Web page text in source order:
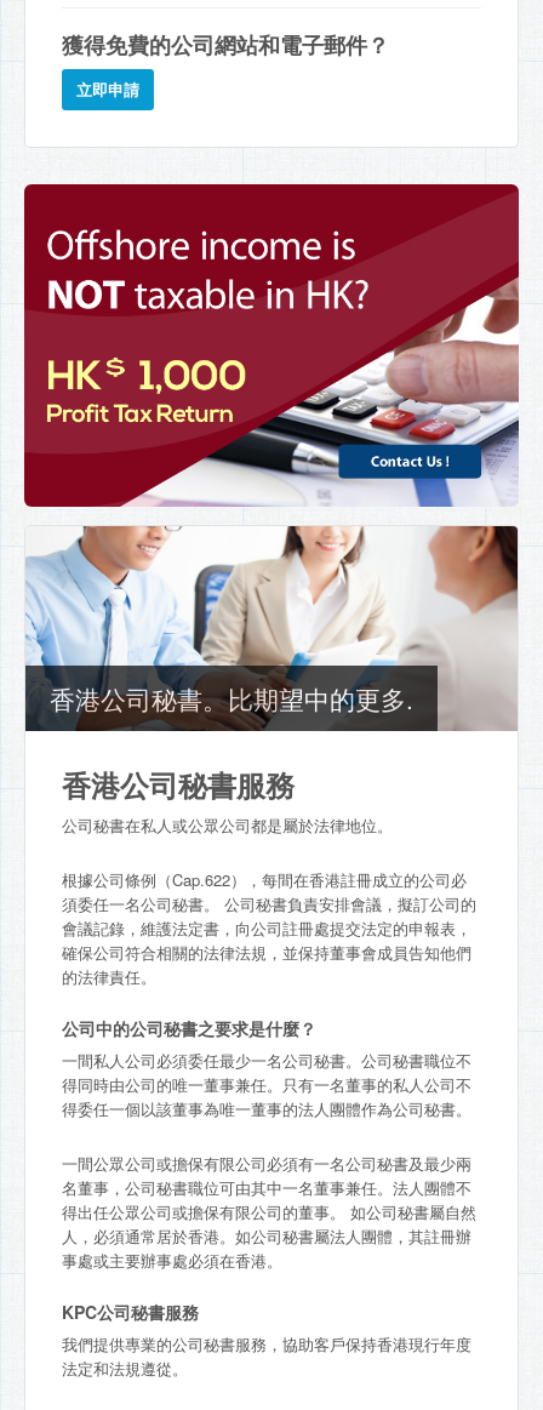
獲得免費的公司網站和電子郵件？
立即申請
香港公司秘書。比期望中的更多.
香港公司秘書服務
公司秘書在私人或公眾公司都是屬於法律地位。
根據公司條例（Cap.622），每間在香港註冊成立的公司必
須委任一名公司秘書。 公司秘書負責安排會議，擬訂公司的
會議記錄，維護法定書，向公司註冊處提交法定的申報表，
確保公司符合相關的法律法規，並保持董事會成員告知他們
的法律責任。
公司中的公司秘書之要求是什麼？
一間私人公司必須委任最少一名公司秘書。公司秘書職位不
得同時由公司的唯一董事兼任。只有一名董事的私人公司不
得委任一個以該董事為唯一董事的法人團體作為公司秘書。
一間公眾公司或擔保有限公司必須有一名公司秘書及最少兩
名董事，公司秘書職位可由其中一名董事兼任。法人團體不
得出任公眾公司或擔保有限公司的董事。 如公司秘書屬自然
人，必須通常居於香港。如公司秘書屬法人團體，其註冊辦
事處或主要辦事處必須在香港。
KPC公司秘書服務
我們提供專業的公司秘書服務，協助客戶保持香港現行年度
法定和法規遵從。